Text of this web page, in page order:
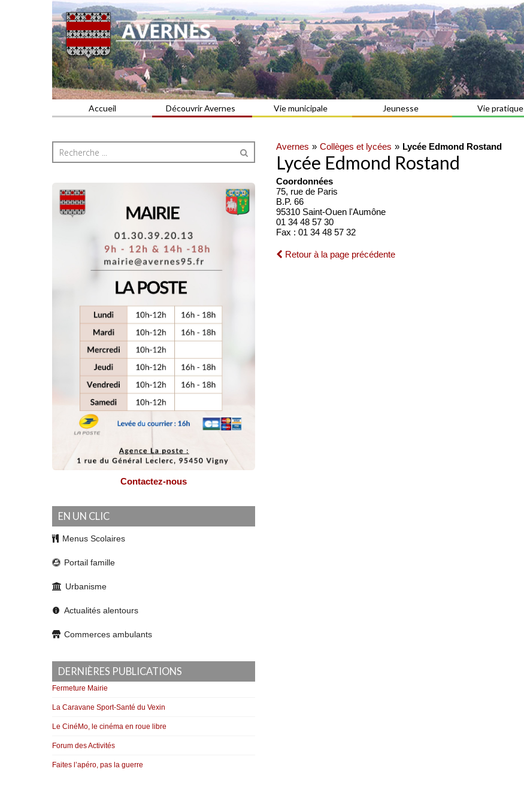
AVERNES
Commune du Val d'Oise
Accueil Découvrir Avernes Vie municipale Jeunesse Vie pratique
Avernes Collèges et lycées Lycée Edmond Rostand
Lycée Edmond Rostand
Coordonnées
75, rue de Paris
B.P. 66
95310 Saint-Ouen l'Aumône
01 34 48 57 30
Fax : 01 34 48 57 32
Retour à la page précédente
Contactez-nous
EN UN CLIC
Menus Scolaires
Portail famille
Urbanisme
Actualités alentours
Commerces ambulants
DERNIÈRES PUBLICATIONS
Fermeture Mairie
La Caravane Sport-Santé du Vexin
Le CinéMo, le cinéma en roue libre
Forum des Activités
Faites l’apéro, pas la guerre